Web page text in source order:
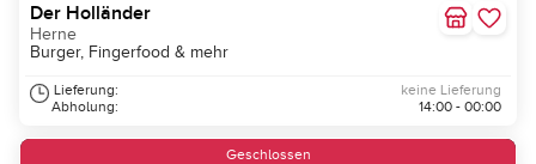
Der Holländer
Herne
Burger, Fingerfood & mehr
Lieferung:
Abholung:
keine Lieferung
14:00 - 00:00
Geschlossen